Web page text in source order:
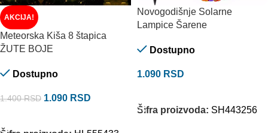
AKCIJA!
Meteorska Kiša 8 štapica
ŽUTE BOJE
Dostupno
1.400RSD 1.090 RSD
Novogodišnje Solarne
Lampice Šarene
Dostupno
1.090 RSD
Šifra proizvoda: SH443256